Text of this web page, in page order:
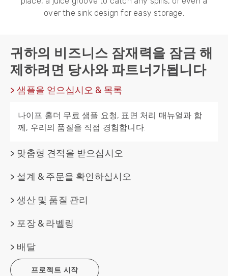
over the sink design for easy storage
귀하의 비즈니스 잠재력을 잠금 해
제하려면 당사와 파트너가됩니다
> 샘플을 얻으십시오 & 목록
나이프 홀더 무료 샘플 요청, 표면 처리 매뉴얼과 함
께, 우리의 품질을 직접 경험합니다.
> 맞춤형 견적을 받으십시오
> 설계 & 주문을 확인하십시오
> 생산 및 품질 관리
> 포장 & 라벨링
> 배달
프로젝트 시작